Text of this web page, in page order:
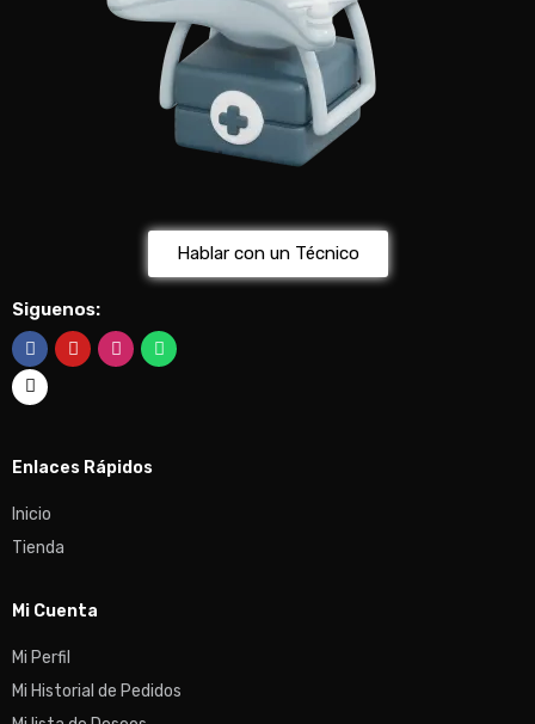
Hablar con un Técnico
Siguenos:
Enlaces Rápidos
Inicio
Tienda
Mi Cuenta
Mi Perfil
Mi Historial de Pedidos